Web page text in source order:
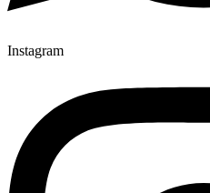
Instagram